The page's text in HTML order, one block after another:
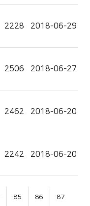
2228 2018-06-29
2506 2018-06-27
2462 2018-06-20
2242 2018-06-20
85 86 87